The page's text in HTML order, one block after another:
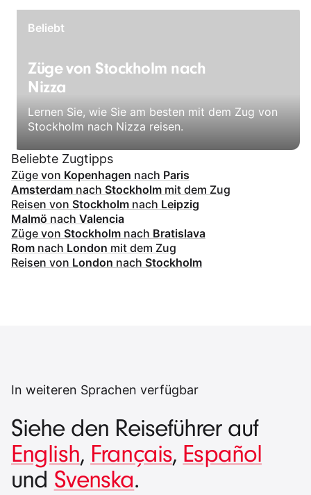
Beliebt
Züge von Stockholm nach
Nizza
Lernen Sie, wie Sie am besten mit dem Zug von
Stockholm nach Nizza reisen.
Beliebte Zugtipps
Züge von Kopenhagen nach Paris
Amsterdam nach Stockholm mit dem Zug
Reisen von Stockholm nach Leipzig
Malmö nach Valencia
Züge von Stockholm nach Bratislava
Rom nach London mit dem Zug
Reisen von London nach Stockholm
In weiteren Sprachen verfügbar
Siehe den Reiseführer auf
English, Français, Español
und Svenska.